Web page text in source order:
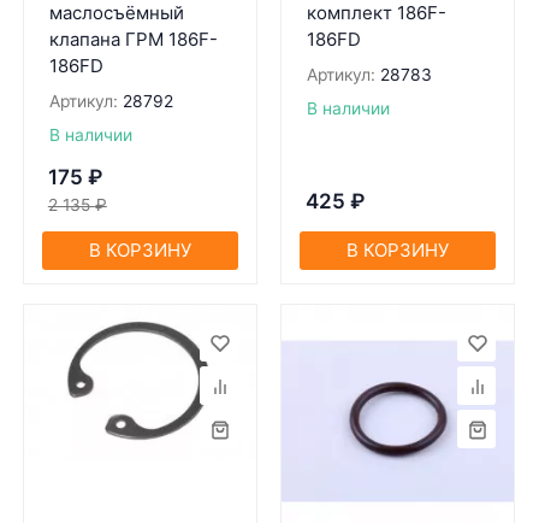
маслосъёмный
клапана ГРМ 186F-
186FD
Артикул: 28792
В наличии
175 ₽
2 135 ₽
В КОРЗИНУ
комплект 186F-
186FD
Артикул: 28783
В наличии
425 ₽
В КОРЗИНУ